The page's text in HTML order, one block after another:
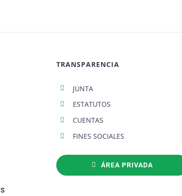
TRANSPARENCIA
JUNTA
ESTATUTOS
CUENTAS
FINES SOCIALES
ÁREA PRIVADA